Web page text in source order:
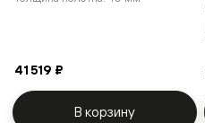
41 519 ₽
В корзину